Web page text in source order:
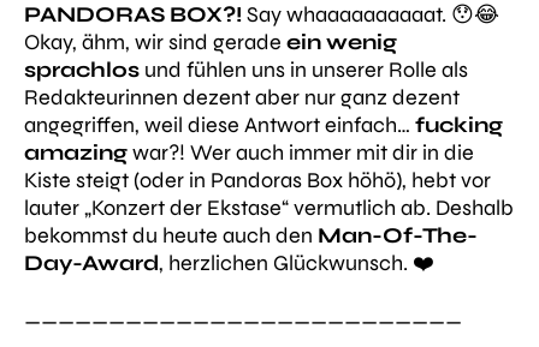
PANDORAS BOX?!Say whaaaaaaaaaat. 😯😂
Okay, ähm, wir sind gerade ein wenig
sprachlos und fühlen uns in unserer Rolle als
Redakteurinnen dezentaber nur ganz dezent
angegriffen, weil diese Antwort einfach… fucking
amazingwar?! Wer auch immer mit dir in die
Kiste steigt (oder in Pandoras Box höhö), hebt vor
lauter „Konzert der Ekstase“ vermutlich ab. Deshalb
bekommst du heute auch den Man-Of-The-
Day-Award, herzlichen Glückwunsch. ❤️